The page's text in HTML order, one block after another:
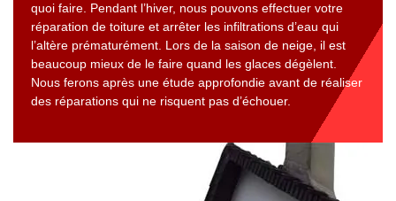
quoi faire. Pendant l’hiver, nous pouvons effectuer votre
réparation de toiture et arrêter les infiltrations d’eau qui
l’altère prématurément. Lors de la saison de neige, il est
beaucoup mieux de le faire quand les glaces dégèlent.
Nous ferons après une étude approfondie avant de réaliser
des réparations qui ne risquent pas d’échouer.